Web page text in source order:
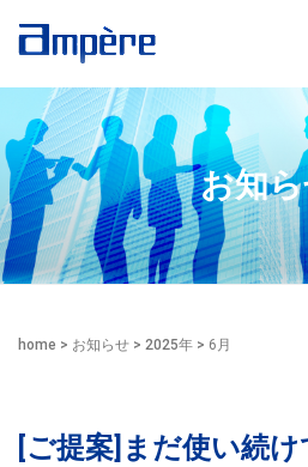
お知
home > お知らせ > 2025年 > 6月
[ご提案]まだ使い続